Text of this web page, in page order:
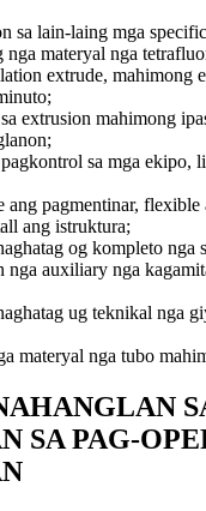
sa lain-laing mga
nga materyal nga
extrude, mahimong
extrusion mahimong
sa mga ekipo,
ang pagmentinar, flexible
ang istruktura;
og kompleto nga
nga auxiliary nga
ug teknikal nga
materyal nga tubo
SA PAG-